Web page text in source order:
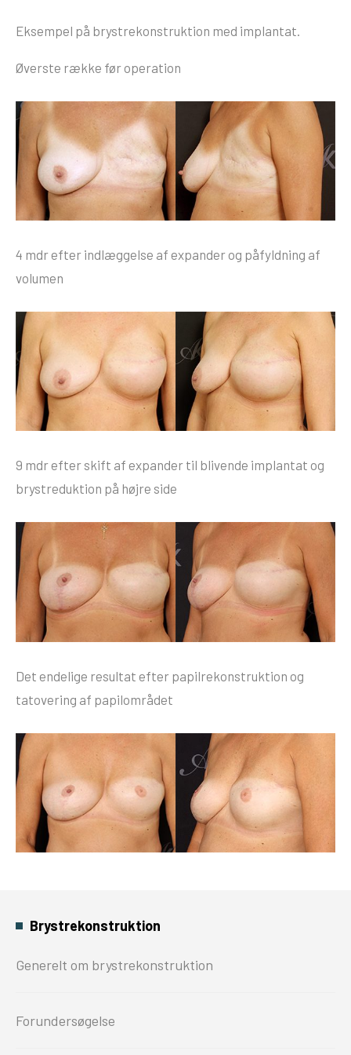
Eksempel på brystrekonstruktion med implantat.
Øverste række før operation
4 mdr efter indlæggelse af expander og påfyldning af
volumen
9 mdr efter skift af expander til blivende implantat og
brystreduktion på højre side
Det endelige resultat efter papilrekonstruktion og
tatovering af papilområdet
Brystrekonstruktion
Generelt om brystrekonstruktion
Forundersøgelse